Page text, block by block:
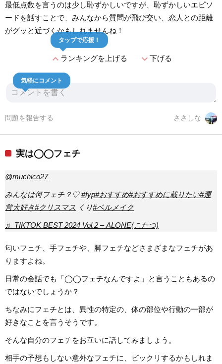
最低点数を言うのは少し恥ずかしいですが、恥ずかしいエピソ
ードを話すことで、みんなから質問が飛び交い、恋人との距離
がグッと近づくかもしれませんね！
expand_lessランキングを上げる
タップで応援！
expand_more下げる
気軽にコメント
ささしな
問題を報告する
実は◯◯フェチ
@muchico27
みんなは何フェチ？♡#fyp#おすすめ#おすすめに載りたい#運
営大好き#クリスマス くり#ベルメイク
♬ TIKTOK BEST 2024 Vol.2 – ALONE(こたつ)
匂いフェチ、手フェチや、脚フェチなどさまざまなフェチがあ
りますよね。
日常の会話でも「◯◯フェチなんですよ」と言うこともあるの
ではないでしょうか？
ちなみにフェチとは、異性の特定の、体の部位や行動の一部が
好きなことを言うそうです。
そんな自分のフェチをお互いに話してみましょう。
相手の予想もしない意外なフェチに、ビックリするかもしれま